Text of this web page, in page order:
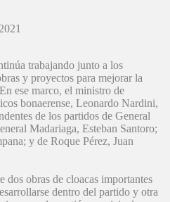
trabajando junto a los
y proyectos para mejorar la
ese marco, el ministro de
bonaerense, Leonardo Nardini,
de los partidos de General
Madariaga, Esteban Santoro;
y de Roque Pérez, Juan
obras de cloacas importantes
dentro del partido y otra